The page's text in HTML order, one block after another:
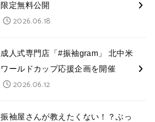
限定無料公開
2026.06.18
成人式専門店「#振袖gram」 北中米
ワールドカップ応援企画を開催
2026.06.12
振袖屋さんが教えたくない！？ぶっ